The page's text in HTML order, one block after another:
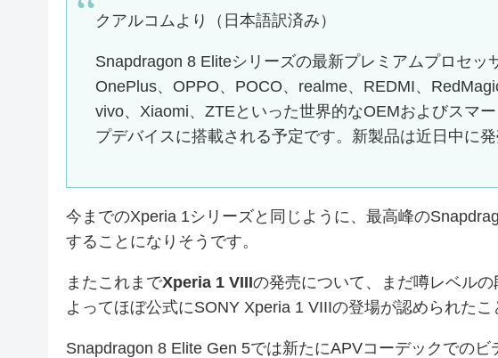
クアルコムより（日本語訳済み）
Snapdragon 8 Eliteシリーズの最新プレミアムプロセッ
OnePlus、OPPO、POCO、realme、REDMI、
vivo、Xiaomi、ZTEといった世界的なOEMおよびスマ
プデバイスに搭載される予定です。新製品は近日中に発
今までのXperia 1シリーズと同じように、最高峰の
することになりそうです。
またこれまでXperia 1 VIIIの発売について、まだ噂レベル
よってほぼ公式にSONY Xperia 1 VIIIの登場が認められたこ
Snapdragon 8 Elite Gen 5では新たにAPVコーデックでの